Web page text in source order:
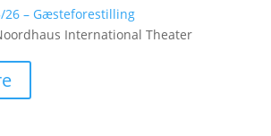
26 – Gæsteforestilling
International Theater